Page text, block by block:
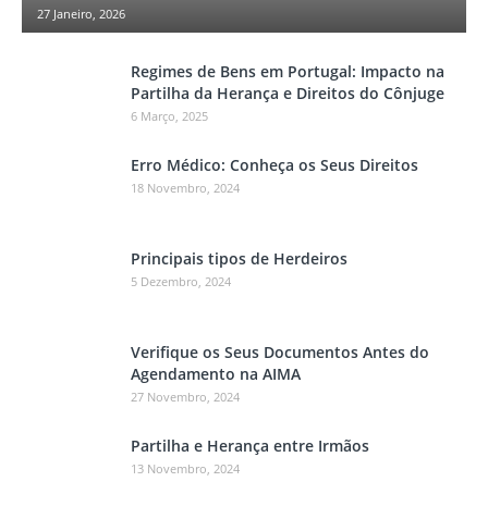
27 Janeiro, 2026
Regimes de Bens em Portugal: Impacto na
Partilha da Herança e Direitos do Cônjuge
6 Março, 2025
Erro Médico: Conheça os Seus Direitos
18 Novembro, 2024
Principais tipos de Herdeiros
5 Dezembro, 2024
Verifique os Seus Documentos Antes do
Agendamento na AIMA
27 Novembro, 2024
Partilha e Herança entre Irmãos
13 Novembro, 2024